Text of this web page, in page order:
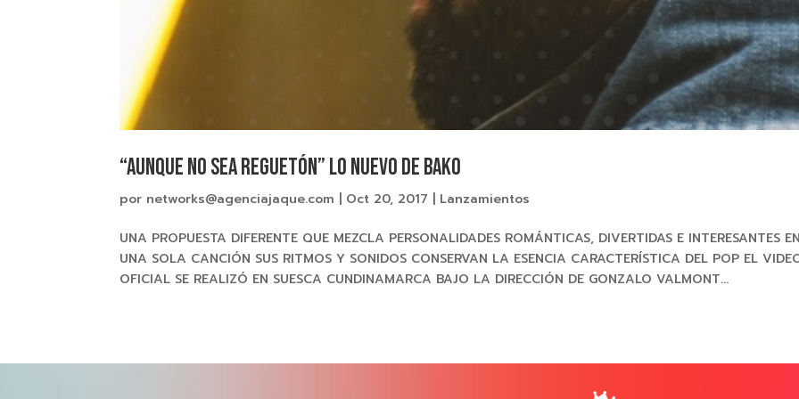
“AUNQUE NO SEA REGUETÓN” lo nuevo de BAKO
por networks@agenciajaque.com Oct 20, 2017 Lanzamientos
UNA PROPUESTA DIFERENTE QUE MEZCLA PERSONALIDADES ROMÁNTICAS, DIVERTIDAS E INTERESANTES
UNA SOLA CANCIÓN SUS RITMOS Y SONIDOS CONSERVAN LA ESENCIA CARACTERÍSTICA DEL POP EL
OFICIAL SE REALIZÓ EN SUESCA CUNDINAMARCA BAJO LA DIRECCIÓN DE GONZALO VALMONT...